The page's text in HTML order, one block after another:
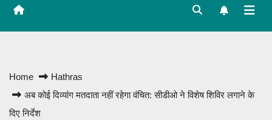
Home
Hathras
अब कोई दिव्यांग मतदाता नहीं रहेगा वंचित: सीडीओ ने विशेष शिविर लगाने के
दिए निर्देश